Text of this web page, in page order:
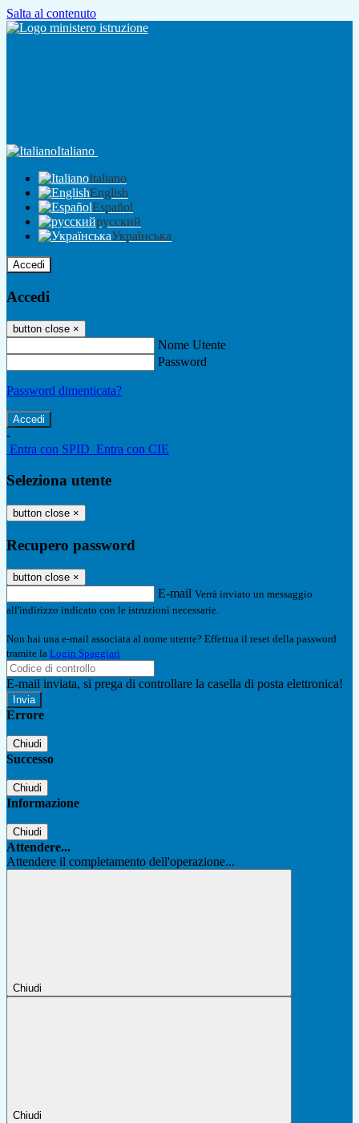
Salta al contenuto
Italiano
Italiano
English
Español
русский
Українська
Accedi
Accedi
button close ×
Nome Utente
Password
Password dimenticata?
-
Entra con SPID Entra con CIE
Seleziona utente
button close ×
Recupero password
button close ×
E-mail Verrà inviato un messaggio
all'indirizzo indicato con le istruzioni necessarie.
Non hai una e-mail associata al nome utente? Effettua il reset della password
tramite la Login Spaggiari
E-mail inviata, si prega di controllare la casella di posta elettronica!
Errore
Chiudi
Successo
Chiudi
Informazione
Chiudi
Attendere...
Attendere il completamento dell'operazione...
Chiudi
Chiudi